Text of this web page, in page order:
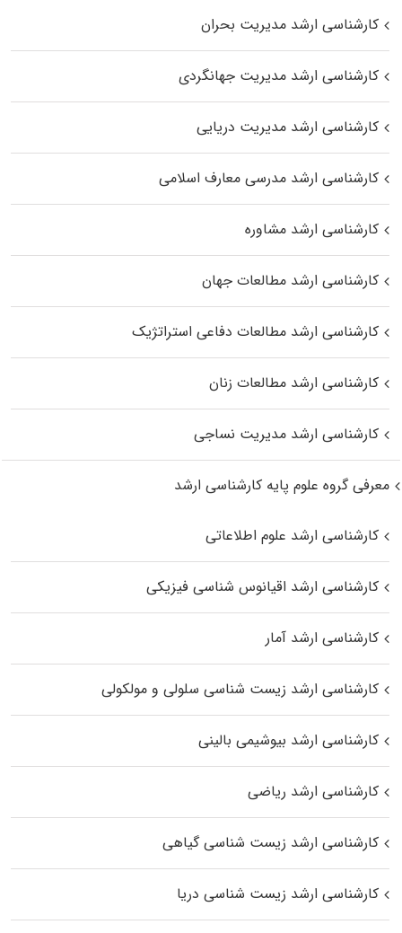
کارشناسی ارشد مدیریت بحران
کارشناسی ارشد مدیریت جهانگردی
کارشناسی ارشد مدیریت دریایی
کارشناسی ارشد مدرسی معارف اسلامی
کارشناسی ارشد مشاوره
کارشناسی ارشد مطالعات جهان
کارشناسی ارشد مطالعات دفاعی استراتژیک
کارشناسی ارشد مطالعات زنان
کارشناسی ارشد مدیریت نساجی
معرفی گروه علوم پایه کارشناسی ارشد
کارشناسی ارشد علوم اطلاعاتی
کارشناسی ارشد اقیانوس‌ شناسی فیزیکی
کارشناسی ارشد آمار
کارشناسی ارشد زیست شناسی سلولی و مولکولی
کارشناسی ارشد بیوشیمی بالینی
کارشناسی ارشد ریاضی
کارشناسی ارشد زیست‌ شناسی گیاهی
کارشناسی ارشد زیست‌ شناسی دریا